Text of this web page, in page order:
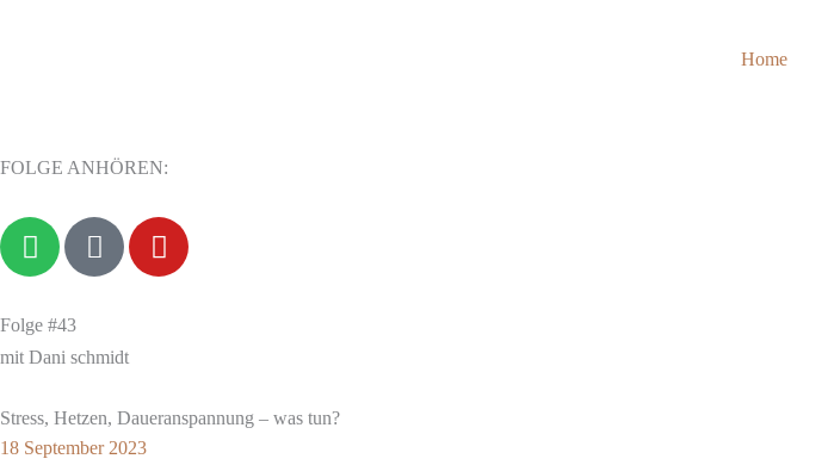
Home
FOLGE ANHÖREN:
S
p
t
i
y
P
o
a
t
Y
o
e
Folge #43
mit Dani schmidt
Stress, Hetzen, Daueranspannung – was tun?
18 September 2023